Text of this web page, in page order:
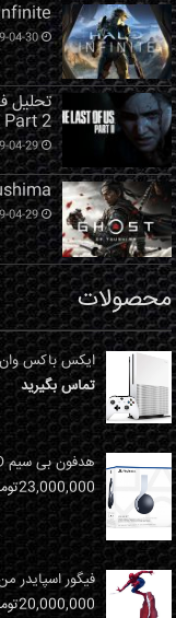
04-30
Part 2
04-29
04-29
محصولات
ایکس باکس
تماس بگیرید
هدفون بی سیم Pulse 3D
23,000,000
فیگور اسپایدر
20,000,000